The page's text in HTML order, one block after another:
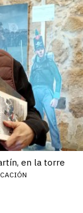
en la torre